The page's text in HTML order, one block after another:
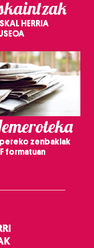
HERRIA
zenbakiak
formatuan